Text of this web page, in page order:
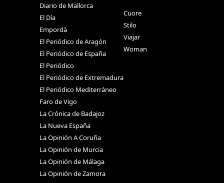
Diario de Mallorca
El Día
Empordà
El Periódico de Aragón
El Periódico de España
El Periódico
El Periódico de Extremadura
El Periódico Mediterráneo
Faro de Vigo
La Crónica de Badajoz
La Nueva España
La Opinión A Coruña
La Opinión de Murcia
La Opinión de Málaga
La Opinión de Zamora
Cuore
Stilo
Viajar
Woman